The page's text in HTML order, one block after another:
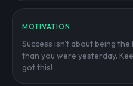
MOTIVATION
Success isn't about being
than you were yesterday.
got this!